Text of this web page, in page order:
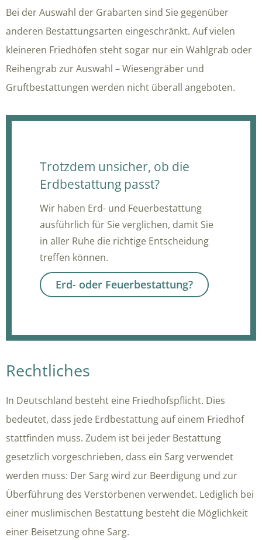
Bei der Auswahl der Grabarten sind Sie gegenüber
anderen Bestattungsarten eingeschränkt. Auf vielen
kleineren Friedhöfen steht sogar nur ein Wahlgrab oder
Reihengrab zur Auswahl – Wiesengräber und
Gruftbestattungen werden nicht überall angeboten.
Trotzdem unsicher, ob die
Erdbestattung passt?
Wir haben Erd- und Feuerbestattung
ausführlich für Sie verglichen, damit Sie
in aller Ruhe die richtige Entscheidung
treffen können.
Erd- oder Feuerbestattung?
Rechtliches
In Deutschland besteht eine Friedhofspflicht. Dies
bedeutet, dass jede Erdbestattung auf einem Friedhof
stattfinden muss. Zudem ist bei jeder Bestattung
gesetzlich vorgeschrieben, dass ein Sarg verwendet
werden muss: Der Sarg wird zur Beerdigung und zur
Überführung des Verstorbenen verwendet. Lediglich bei
einer muslimischen Bestattung besteht die Möglichkeit
einer Beisetzung ohne Sarg.